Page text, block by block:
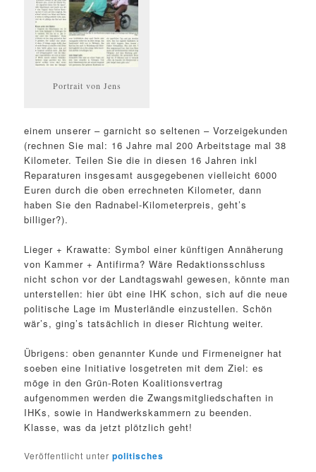
Portrait von Jens
einem unserer – garnicht so seltenen – Vorzeigekunden
(rechnen Sie mal: 16 Jahre mal 200 Arbeitstage mal 38
Kilometer. Teilen Sie die in diesen 16 Jahren inkl
Reparaturen insgesamt ausgegebenen vielleicht 6000
Euren durch die oben errechneten Kilometer, dann
haben Sie den Radnabel-Kilometerpreis, geht’s
billiger?).
Lieger + Krawatte: Symbol einer künftigen Annäherung
von Kammer + Antifirma? Wäre Redaktionsschluss
nicht schon vor der Landtagswahl gewesen, könnte man
unterstellen: hier übt eine IHK schon, sich auf die neue
politische Lage im Musterländle einzustellen. Schön
wär’s, ging’s tatsächlich in dieser Richtung weiter.
Übrigens: oben genannter Kunde und Firmeneigner hat
soeben eine Initiative losgetreten mit dem Ziel: es
möge in den Grün-Roten Koalitionsvertrag
aufgenommen werden die Zwangsmitgliedschaften in
IHKs, sowie in Handwerkskammern zu beenden.
Klasse, was da jetzt plötzlich geht!
Veröffentlicht unter politisches